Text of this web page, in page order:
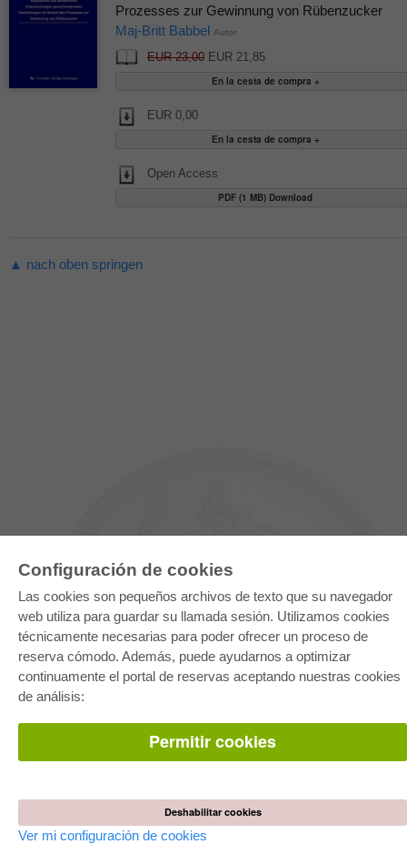
Configuración de cookies
Las cookies son pequeños archivos de texto que su navegador
web utiliza para guardar su llamada sesión. Utilizamos cookies
técnicamente necesarias para poder ofrecer un proceso de
reserva cómodo. Además, puede ayudarnos a optimizar
continuamente el portal de reservas aceptando nuestras cookies
de análisis:
Permitir cookies
Deshabilitar cookies
Ver mi configuración de cookies
Prozesses zur Gewinnung von Rübenzucker
Maj-Britt Babbel Autor
EUR 23,00EUR 21,85
EUR 0,00
Open Access
PDF (1 MB) Download
▲ nach oben springen
E-COLLECTION
Paquete entero
Paquete de especialidades
Facilitación de E-Books
Preguntas mas frequentes(FAQ)
Todos los autores
Condiciones